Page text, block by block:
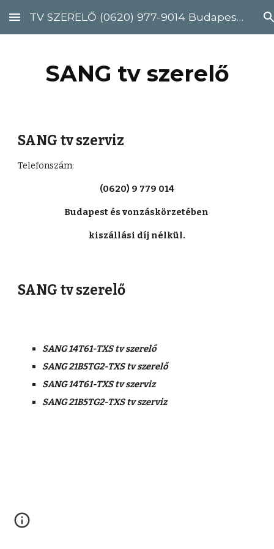
Skip to main content Skip to navigation
TV SZERELŐ (0620) 977-9014 Budapest, Pest megye
SANG tv szerelő
SANG tv szerviz
Telefonszám:
(0620) 9 779 014
Budapest és vonzáskörzetében
kiszállási díj nélkül.
SANG tv szerelő
SANG 14T61-TXS tv szerelő
SANG 21B5TG2-TXS tv szerelő
SANG 14T61-TXS tv szerviz
SANG 21B5TG2-TXS tv szerviz